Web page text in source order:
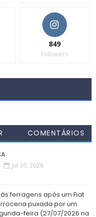
849
Followers
COMENTÁRIOS
Jul 30, 2026
ferragens após um Fiat
puxada por um
feira (27/07/2026 na